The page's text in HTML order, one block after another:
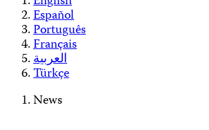
Español
Português
Français
العربية
Türkçe
News